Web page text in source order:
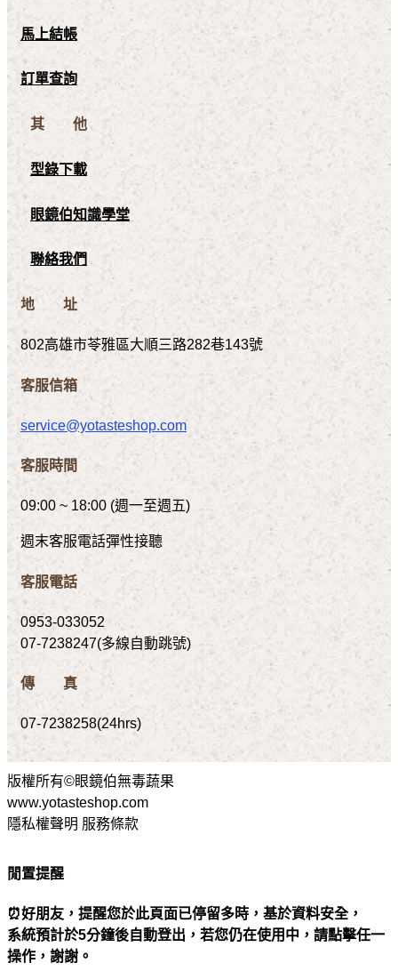
馬上結帳
訂單查詢
其 他
型錄下載
眼鏡伯知識學堂
聯絡我們
地 址
802高雄市苓雅區大順三路282巷143號
客服信箱
service@yotasteshop.com
客服時間
09:00 ~ 18:00 (週一至週五)
週末客服電話彈性接聽
客服電話
0953-033052
07-7238247(多線自動跳號)
傳 真
07-7238258(24hrs)
版權所有©眼鏡伯無毒蔬果
www.yotasteshop.com
隱私權聲明 服務條款
閒置提醒
⏰好朋友，提醒您於此頁面已停留多時，基於資料安全，
系統預計於5分鐘後自動登出，若您仍在使用中，請點擊任一
操作，謝謝。